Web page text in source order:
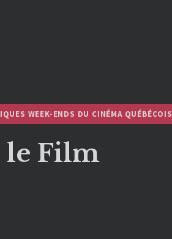
WEEK-ENDS DU CINÉMA QUÉBÉCOIS
le Film